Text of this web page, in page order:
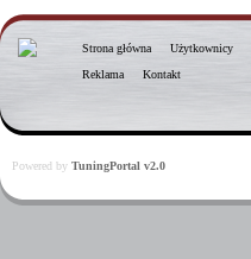
Strona główna Użytkownicy
Reklama
Kontakt
Powered by TuningPortal v2.0